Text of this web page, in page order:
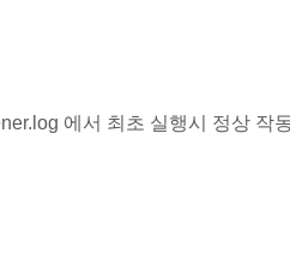
에서 최초 실행시 정상 작